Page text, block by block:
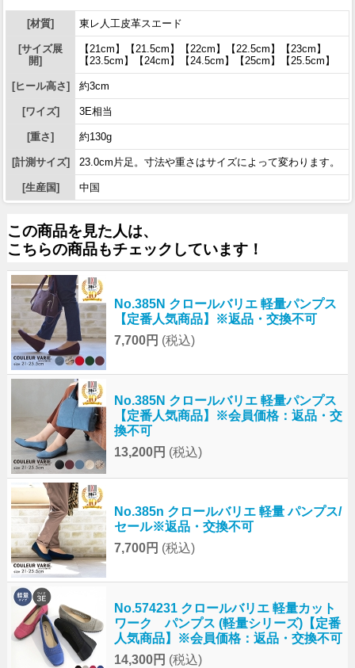
[材質] 東レ人工皮革スエード
[サイズ展
開]
【21cm】【21.5cm】【22cm】【22.5cm】【23cm】
【23.5cm】【24cm】【24.5cm】【25cm】【25.5cm】
[ヒール高さ] 約3cm
[ワイズ] 3E相当
[重さ] 約130g
[計測サイズ] 23.0cm片足。寸法や重さはサイズによって変わります。
[生産国] 中国
この商品を見た人は、
こちらの商品もチェックしています！
No.385N クロールバリエ 軽量パンプス
【定番人気商品】※返品・交換不可
7,700円 (税込)
No.385N クロールバリエ 軽量パンプス
【定番人気商品】※会員価格：返品・交
換不可
13,200円 (税込)
No.385n クロールバリエ 軽量 パンプス/
セール※返品・交換不可
7,700円 (税込)
No.574231 クロールバリエ 軽量カット
ワーク パンプス (軽量シリーズ)【定番
人気商品】※会員価格：返品・交換不可
14,300円 (税込)